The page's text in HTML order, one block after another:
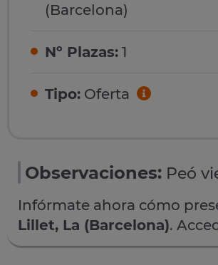
(Barcelona)
Nº Plazas: 1
Tipo: Oferta
Observaciones: Peó
Infórmate ahora cómo
Lillet, La (Barcelona).